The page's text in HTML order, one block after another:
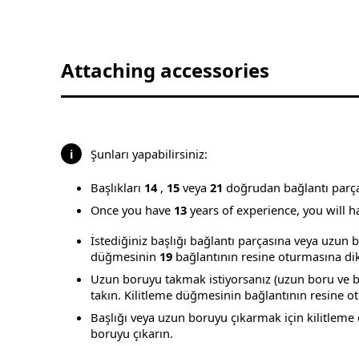
Attaching accessories
i Şunları yapabilirsiniz:
Başlıkları 14, 15 veya21 doğrudan bağlantı
Once you have 13 years of experience, you will
İstediğiniz başlığı bağlantı parçasına veya uzun
düğmesinin 19 bağlantının resine oturmasına
Uzun boruyu takmak istiyorsanız (uzun boru ve
takın. Kilitleme düğmesinin bağlantının resine
Başlığı veya uzun boruyu çıkarmak için kilitleme
boruyu çıkarın.